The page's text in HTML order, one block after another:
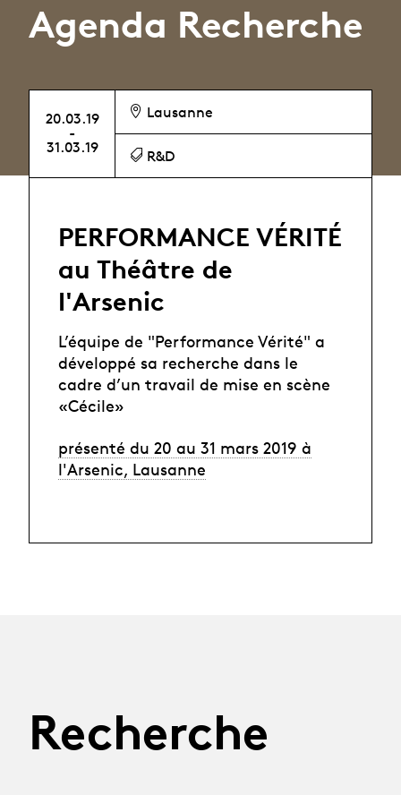
Agenda Recherche
20.03.19
-
31.03.19
Lausanne
R&D
PERFORMANCE VÉRITÉ
au Théâtre de
l'Arsenic
L’équipe de "Performance Vérité" a
développé sa recherche dans le
cadre d’un travail de mise en scène
«Cécile»
présenté du 20 au 31 mars 2019 à
l'Arsenic, Lausanne
Recherche